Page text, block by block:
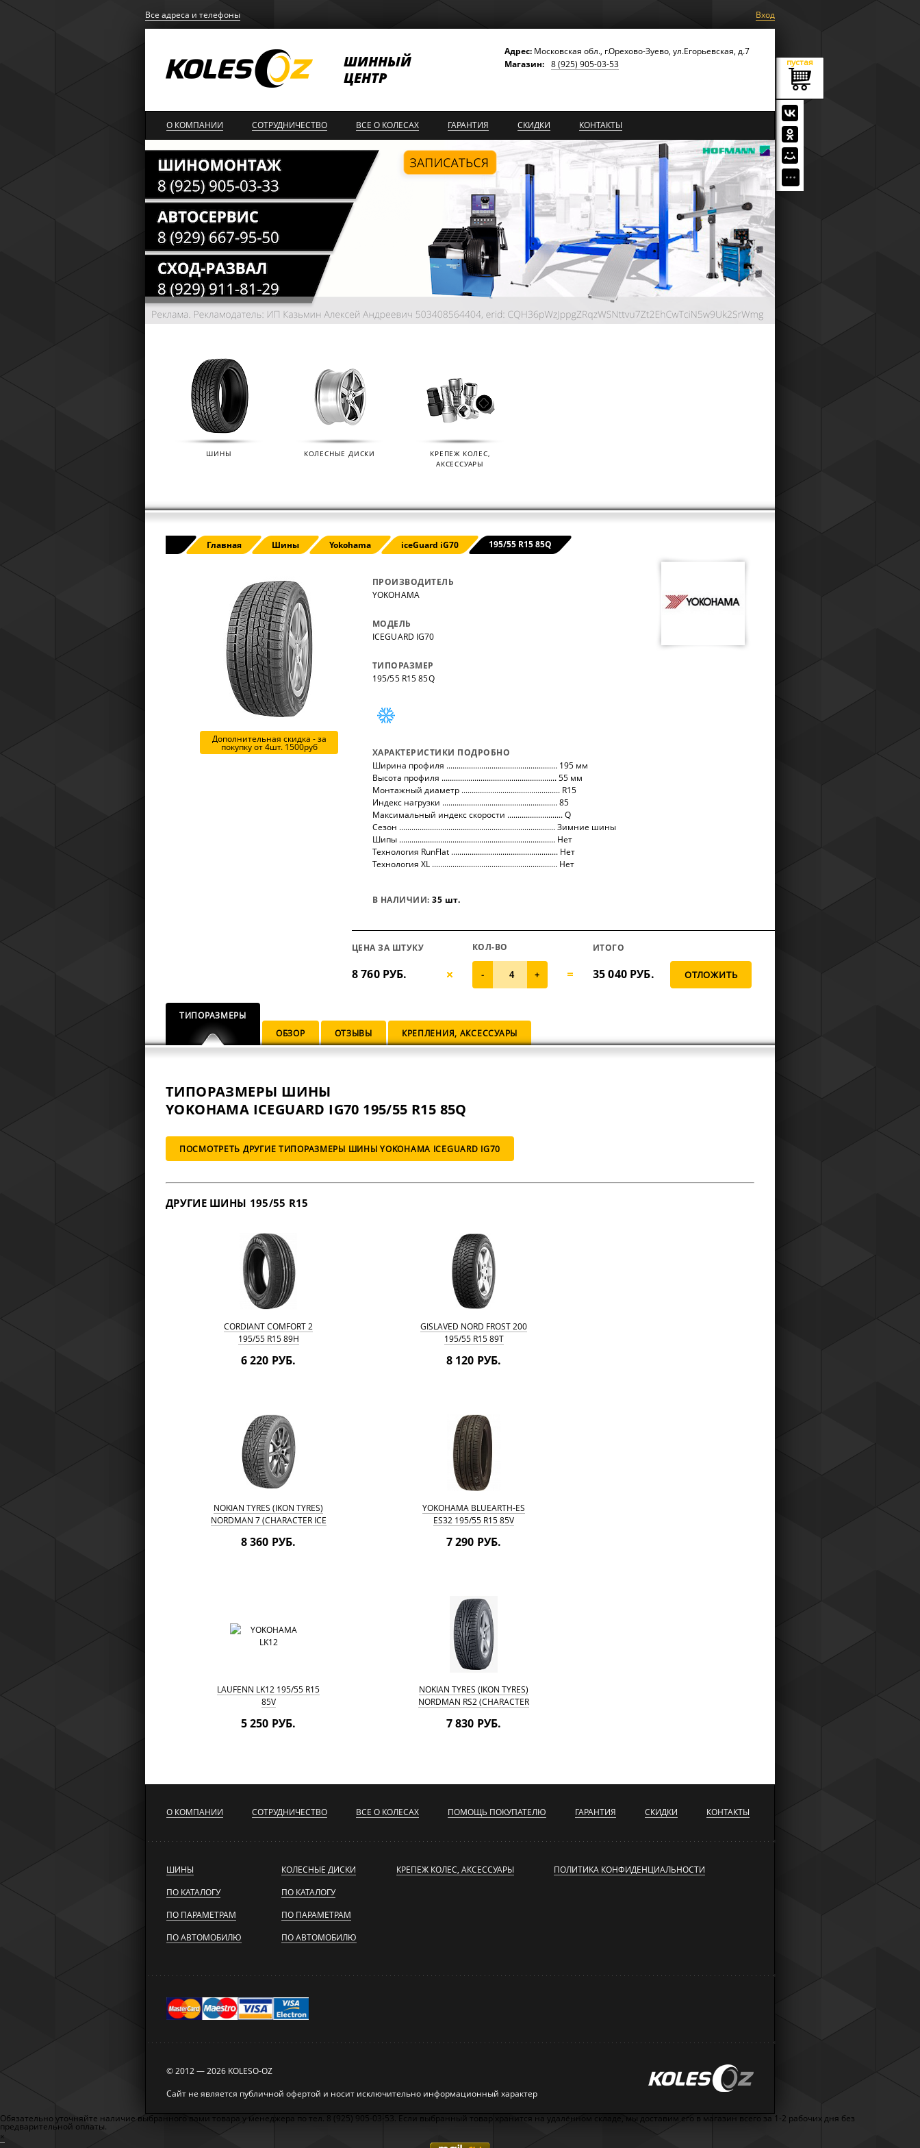
Все адреса и телефоны Вход
пустая
ШИННЫЙ
ЦЕНТР
Адрес: Московская обл., г.Орехово-Зуево, ул.Егорьевская, д.7
Магазин: 8 (925) 905-03-53
О КОМПАНИИ СОТРУДНИЧЕСТВО ВСЕ О КОЛЕСАХ ГАРАНТИЯ СКИДКИ КОНТАКТЫ
РАСШИРЕННАЯ ГАРАНТИЯ NOKIAN
(IKON TYRES)
Расширенная гарантия Nokian Tyres (Ikon
Tyres) защищает от эксплуатационных
повреждений — проколов, порезов,
разрывов и вздутий боковины.
ДАТЧИКИ ДАВЛЕНИЯ В КОЛЕСА
Мы разработали дисконтную систему
ШИНЫ КОЛЕСНЫЕ ДИСКИ
КРЕПЕЖ КОЛЕС,
АКСЕССУАРЫ
Главная Шины Yokohama iceGuard iG70 195/55 R15 85Q
Дополнительная скидка - за
покупку от 4шт. 1500руб
ПРОИЗВОДИТЕЛЬ
YOKOHAMA
МОДЕЛЬ
ICEGUARD IG70
ТИПОРАЗМЕР
195/55 R15 85Q
ХАРАКТЕРИСТИКИ ПОДРОБНО
Ширина профиля ...................................................... 195 мм
Высота профиля ........................................................ 55 мм
Монтажный диаметр ................................................ R15
Индекс нагрузки ........................................................ 85
Максимальный индекс скорости ........................... Q
Сезон ............................................................................ Зимние шины
Шипы ............................................................................ Нет
Технология RunFlat .................................................... Нет
Технология XL ............................................................. Нет
В НАЛИЧИИ:35 шт.
ЦЕНА ЗА ШТУКУ
8 760 РУБ.
КОЛ-ВО
- +
ИТОГО
35 040РУБ.
ТИПОРАЗМЕРЫ
ОБЗОР
ОТЗЫВЫ КРЕПЛЕНИЯ, АКСЕССУАРЫ
ТИПОРАЗМЕРЫ ШИНЫ
YOKOHAMA ICEGUARD IG70 195/55 R15 85Q
ПОСМОТРЕТЬ ДРУГИЕ ТИПОРАЗМЕРЫ ШИНЫ YOKOHAMA ICEGUARD IG70
ДРУГИЕ ШИНЫ 195/55 R15
CORDIANT COMFORT 2
195/55 R15 89H
6 220 РУБ.
GISLAVED NORD FROST 200
195/55 R15 89T
8 120 РУБ.
NOKIAN TYRES (IKON TYRES)
NORDMAN 7 (CHARACTER ICE
8 360 РУБ.
YOKOHAMA BLUEARTH-ES
ES32 195/55 R15 85V
7 290 РУБ.
LAUFENN LK12 195/55 R15
85V
5 250 РУБ.
NOKIAN TYRES (IKON TYRES)
NORDMAN RS2 (CHARACTER
7 830 РУБ.
О КОМПАНИИ СОТРУДНИЧЕСТВО ВСЕ О КОЛЕСАХ ПОМОЩЬ ПОКУПАТЕЛЮ ГАРАНТИЯ СКИДКИ КОНТАКТЫ
ШИНЫ
ПО КАТАЛОГУ
ПО ПАРАМЕТРАМ
ПО АВТОМОБИЛЮ
КОЛЕСНЫЕ ДИСКИ
ПО КАТАЛОГУ
ПО ПАРАМЕТРАМ
ПО АВТОМОБИЛЮ
КРЕПЕЖ КОЛЕС, АКСЕССУАРЫ ПОЛИТИКА КОНФИДЕНЦИАЛЬНОСТИ
© 2012 — 2026 KOLESO-OZ
Сайт не является публичной офертой и носит исключительно информационный характер
Обязательно уточняйте наличие выбранного вами товара у менеджера по тел. 8 (925) 905-03-53. Если выбранный товар хранится на удалённом складе, мы доставим его в магазин всего за 1-2 рабочих дня без
предварительной оплаты.
×